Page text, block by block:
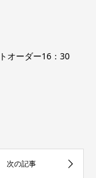
オーダー16：30